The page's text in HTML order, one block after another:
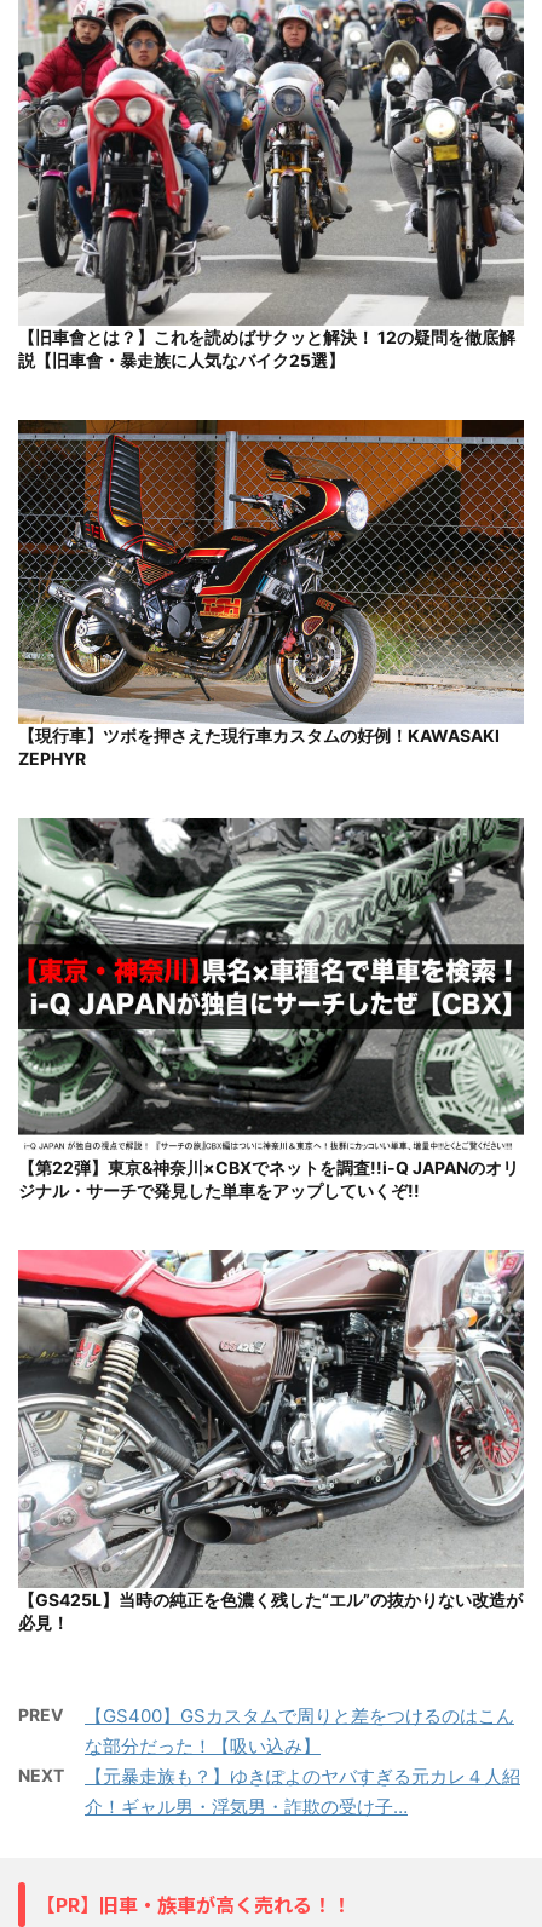
【旧車會とは？】これを読めばサクッと解決！ 12の疑問を徹底解
説【旧車會・暴走族に人気なバイク25選】
【現行車】ツボを押さえた現行車カスタムの好例！KAWASAKI
ZEPHYR
【第22弾】東京&神奈川×CBXでネットを調査!!i-Q JAPANのオリ
ジナル・サーチで発見した単車をアップしていくぞ!!
【GS425L】当時の純正を色濃く残した“エル”の抜かりない改造が
必見！
PREV
【GS400】GSカスタムで周りと差をつけるのはこん
な部分だった！【吸い込み】
NEXT
【元暴走族も？】ゆきぽよのヤバすぎる元カレ４人紹
介！ギャル男・浮気男・詐欺の受け子…
【PR】旧車・族車が高く売れる！！